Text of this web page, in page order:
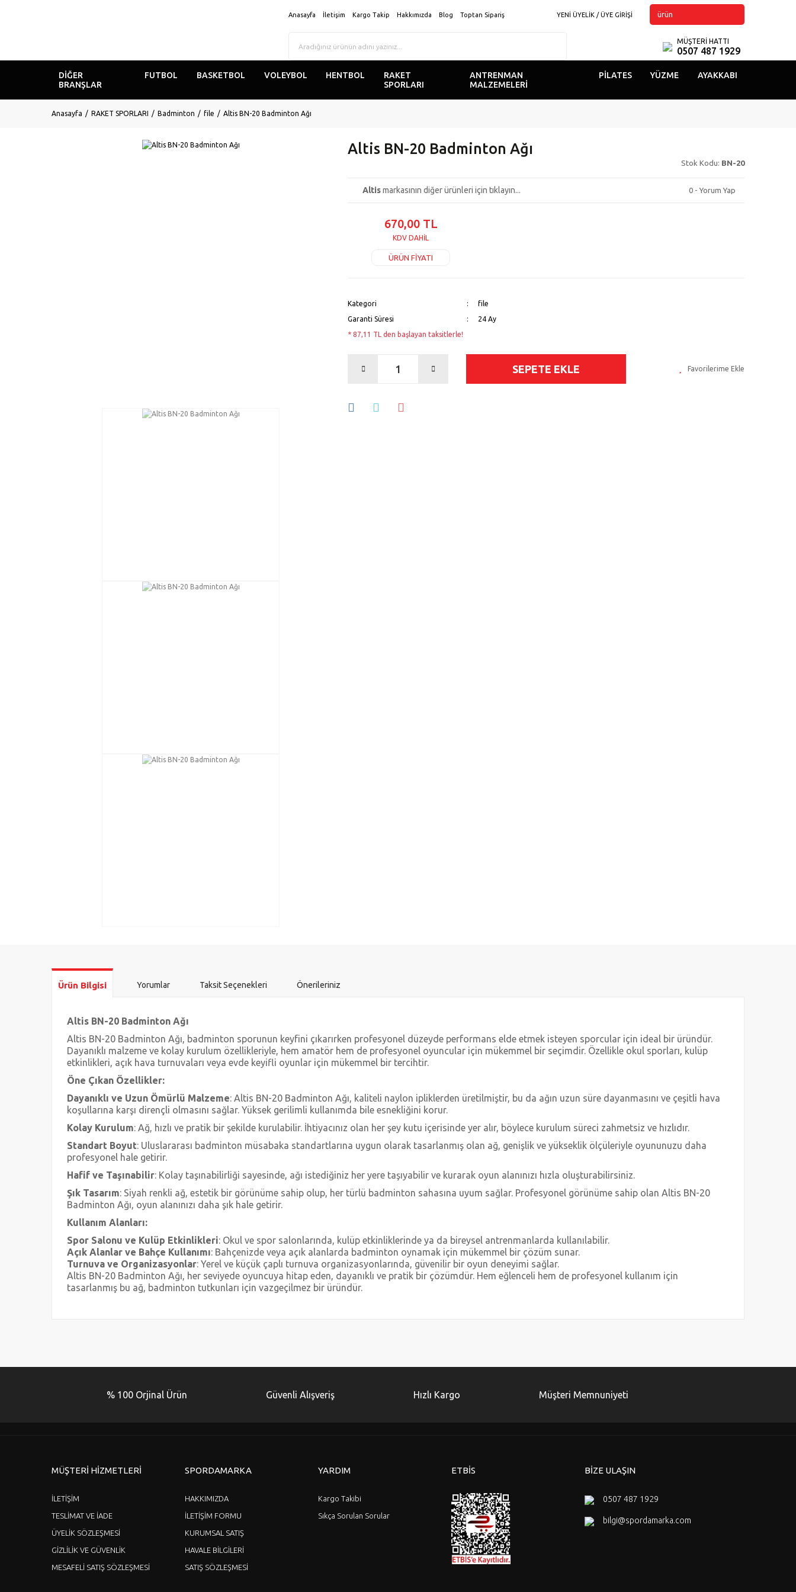
Anasayfa İletişim Kargo Takip Hakkımızda Blog Toptan Sipariş YENİ ÜYELİK / ÜYE GİRİŞİ ürün
MÜŞTERİ HATTI
0507 487 1929
DIĞER
BRANŞLAR
FUTBOL BASKETBOL VOLEYBOL HENTBOL
RAKET
SPORLARI
ANTRENMAN
MALZEMELERİ
PILATES YÜZME AYAKKABI
Anasayfa RAKET SPORLARI Badminton file Altis BN-20 Badminton Ağı
Altis BN-20 Badminton Ağı
Stok Kodu: BN-20
Altismarkasının diğer ürünleri için tıklayın... 0 - Yorum Yap
670,00 TL
KDV DAHİL
ÜRÜN FİYATI
Kategori
file
Garanti Süresi
24 Ay
* 87,11 TL den başlayan taksitlerle!
SEPETE EKLE
Ürün Bilgisi Yorumlar Taksit Seçenekleri Önerileriniz
Altis BN-20 Badminton Ağı
Altis BN-20 Badminton Ağı, badminton sporunun keyfini çıkarırken profesyonel düzeyde performans elde etmek isteyen sporcular için ideal bir üründür.
Dayanıklı malzeme ve kolay kurulum özellikleriyle, hem amatör hem de profesyonel oyuncular için mükemmel bir seçimdir. Özellikle okul sporları, kulüp
etkinlikleri, açık hava turnuvaları veya evde keyifli oyunlar için mükemmel bir tercihtir.
Öne Çıkan Özellikler:
Dayanıklı ve Uzun Ömürlü Malzeme: Altis BN-20 Badminton Ağı, kaliteli naylon ipliklerden üretilmiştir, bu da ağın uzun süre dayanmasını ve çeşitli hava
koşullarına karşı dirençli olmasını sağlar. Yüksek gerilimli kullanımda bile esnekliğini korur.
Kolay Kurulum: Ağ, hızlı ve pratik bir şekilde kurulabilir. İhtiyacınız olan her şey kutu içerisinde yer alır, böylece kurulum süreci zahmetsiz ve hızlıdır.
Standart Boyut: Uluslararası badminton müsabaka standartlarına uygun olarak tasarlanmış olan ağ, genişlik ve yükseklik ölçüleriyle oyununuzu daha
profesyonel hale getirir.
Hafif ve Taşınabilir: Kolay taşınabilirliği sayesinde, ağı istediğiniz her yere taşıyabilir ve kurarak oyun alanınızı hızla oluşturabilirsiniz.
Şık Tasarım: Siyah renkli ağ, estetik bir görünüme sahip olup, her türlü badminton sahasına uyum sağlar. Profesyonel görünüme sahip olan Altis BN-20
Badminton Ağı, oyun alanınızı daha şık hale getirir.
Kullanım Alanları:
Spor Salonu ve Kulüp Etkinlikleri: Okul ve spor salonlarında, kulüp etkinliklerinde ya da bireysel antrenmanlarda kullanılabilir.
Açık Alanlar ve Bahçe Kullanımı: Bahçenizde veya açık alanlarda badminton oynamak için mükemmel bir çözüm sunar.
Turnuva ve Organizasyonlar: Yerel ve küçük çaplı turnuva organizasyonlarında, güvenilir bir oyun deneyimi sağlar.
Altis BN-20 Badminton Ağı, her seviyede oyuncuya hitap eden, dayanıklı ve pratik bir çözümdür. Hem eğlenceli hem de profesyonel kullanım için
tasarlanmış bu ağ, badminton tutkunları için vazgeçilmez bir üründür.
Ürün resmi kalitesiz, bozuk veya görüntülenemiyor.
Ürün bilgilerinde hatalar bulunuyor.
Gönder
% 100 Orjinal Ürün Güvenli Alışveriş Hızlı Kargo Müşteri Memnuniyeti
MÜŞTERİ HİZMETLERİ
İLETİŞİM
TESLİMAT VE İADE
ÜYELİK SÖZLEŞMESİ
GİZLİLİK VE GÜVENLİK
MESAFELİ SATIŞ SÖZLEŞMESİ
SPORDAMARKA
HAKKIMIZDA
İLETİŞİM FORMU
KURUMSAL SATIŞ
HAVALE BİLGİLERİ
SATIŞ SÖZLEŞMESİ
YARDIM
Kargo Takibi
Sıkça Sorulan Sorular
ETBİS BİZE ULAŞIN
0507 487 1929
bilgi@spordamarka.com